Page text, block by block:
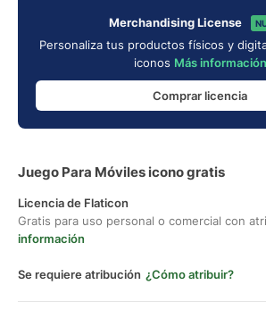
Merchandising License
Personaliza tus productos físicos y
iconos Más información
Comprar licencia
Juego Para Móviles icono gratis
Licencia de Flaticon
Gratis para uso personal o comercial con
información
Se requiere atribución ¿Cómo atribuir?